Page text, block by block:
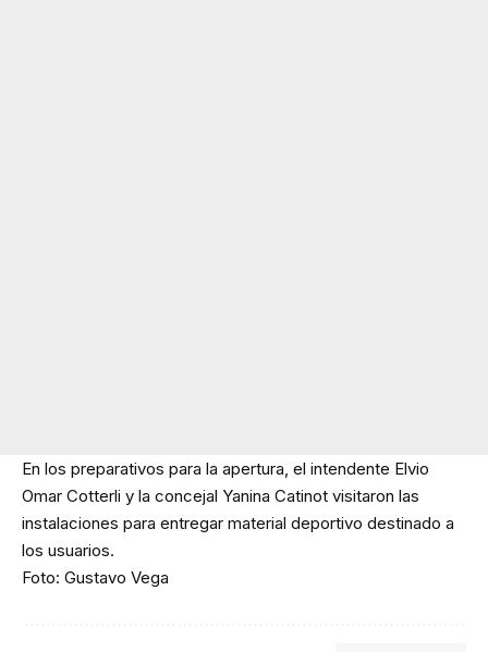
En los preparativos para la apertura, el intendente Elvio
Omar Cotterli y la concejal Yanina Catinot visitaron las
instalaciones para entregar material deportivo destinado a
los usuarios.
Foto: Gustavo Vega